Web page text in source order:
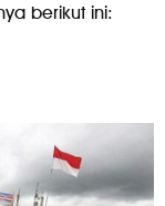
berikut ini: